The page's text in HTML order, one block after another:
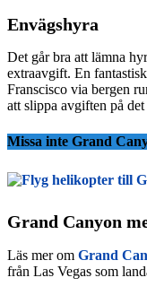
Envägshyra
Det går bra att lämna
extraavgift. En
Franscisco via bergen
att slippa avgiften på
Missa inte Grand
Grand Canyon
Läs mer om Grand
från Las Vegas som